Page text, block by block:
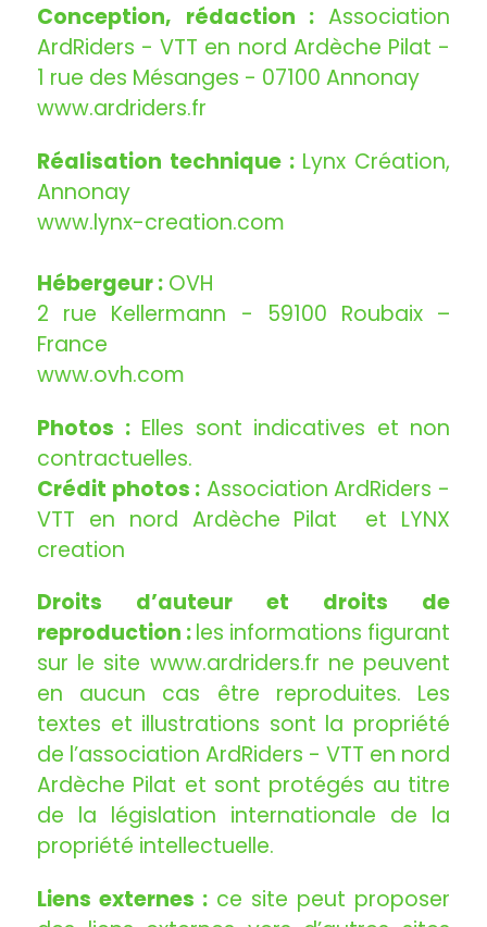
Conception, rédaction : Association
ArdRiders - VTT en nord Ardèche Pilat -
1 rue des Mésanges - 07100 Annonay
www.ardriders.fr
Réalisation technique :Lynx Création,
Annonay
www.lynx-creation.com
Hébergeur : OVH
2 rue Kellermann - 59100 Roubaix –
France
www.ovh.com
Photos :Elles sont indicatives et non
contractuelles.
Crédit photos : Association ArdRiders -
VTT en nord Ardèche Pilat et LYNX
creation
Droits d’auteur et droits de
reproduction :les informations figurant
sur le site www.ardriders.fr ne peuvent
en aucun cas être reproduites. Les
textes et illustrations sont la propriété
de l’association ArdRiders - VTT en nord
Ardèche Pilat et sont protégés au titre
de la législation internationale de la
propriété intellectuelle.
Liens externes : ce site peut proposer